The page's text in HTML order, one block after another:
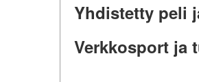
Yhdistetty peli
Verkkosport ja